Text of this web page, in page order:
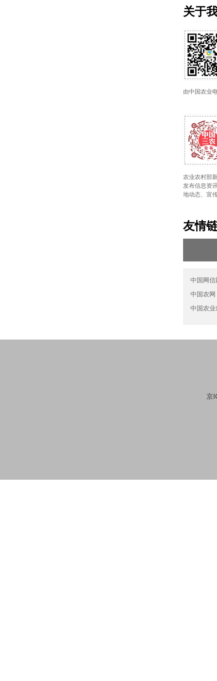
关于
由中国农业
农业农村部
发布信息资
地动态、宣
友情
中国网信
中国农网
中国农业
京